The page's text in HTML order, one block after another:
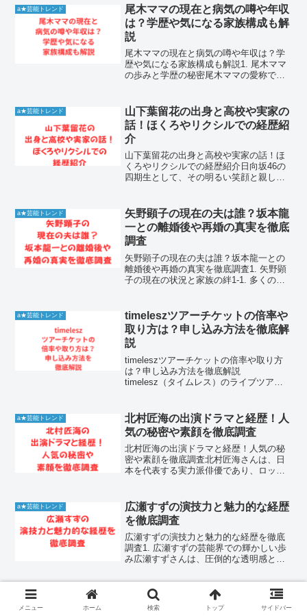
a★芸能トレンド
尾木ママの現在と病気の噂や年収
は？学歴や気になる家族構成も解
説
尾木ママの現在と病気の噂や年収は？学
歴や気になる家族構成も解説1. 尾木ママ
の歩みと学歴の秘密尾木ママの愛称で多
で生まれました。幼少期から教育に対す
る関心が高く、...
a★芸能トレンド
山下葉留花の出身と高校や実家の
話！ほくろやリクシルでの経歴紹
介
山下葉留花の出身と高校や実家の話！ほ
くろやリクシルでの経歴紹介日向坂46の
四期生として、その明るい笑顔と親しみ
や高校時代のエピソード、ファンが注目
するチャームポイントの...
a★芸能トレンド
矢野顕子の現在の夫は誰？坂本龍
一との離婚後や再婚の真実を徹底
調査
矢野顕子の現在の夫は誰？坂本龍一との
離婚後や再婚の真実を徹底調査1. 矢野顕
子の現在の状況と家族の絆1-1. 多くのフ
解説します。矢野顕子さんの夫について
検索する方が多...
a★芸能トレンド
timeleszツアーチケットの倍率や
取り方は？申し込み方法を徹底解
説
timeleszツアーチケットの倍率や取り方
は？申し込み方法を徹底解説
timelesz（タイムレス）のライブツアー
る方が多いのではないでしょうか。新体
制となって初となる...
a★芸能トレンド
北村匠海の出演ドラマと経歴！人
気の秘密や素顔を徹底調査
北村匠海の出演ドラマと経歴！人気の秘
密や素顔を徹底調査北村匠海さんは、日
本を代表する実力派俳優であり、ロック
らの長いキャリアで培われた高い演技力
と、音楽活動で見せ...
a★芸能トレンド
広瀬すずの演技力と魅力的な経歴
を徹底調査
広瀬すずの演技力と魅力的な経歴を徹底
調査1. 広瀬すずの芸能界での輝かしい歩
み広瀬すずさんは、圧倒的な透明感と実
マ界を代表するトップ俳優です。10代の
頃から多くの作品で主役を担い、その若
さで日本アカデミー...
メニュー ホーム 検索 トップ サイドバー